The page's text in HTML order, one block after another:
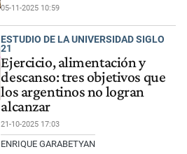
05-11-2025 10:59
ESTUDIO DE LA UNIVERSIDAD SIGLO
21
Ejercicio, alimentación y
descanso: tres objetivos que
los argentinos no logran
alcanzar
21-10-2025 17:03
ENRIQUE GARABETYAN